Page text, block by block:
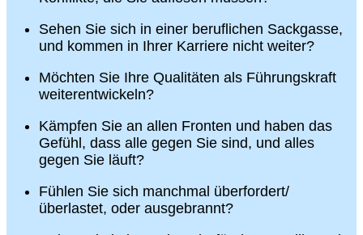
Sehen Sie sich in einer beruflichen Sackgasse,
und kommen in Ihrer Karriere nicht weiter?
Möchten Sie Ihre Qualitäten als Führungskraft
weiterentwickeln?
Kämpfen Sie an allen Fronten und haben das
Gefühl, dass alle gegen Sie sind, und alles
gegen Sie läuft?
Fühlen Sie sich manchmal überfordert/
überlastet, oder ausgebrannt?